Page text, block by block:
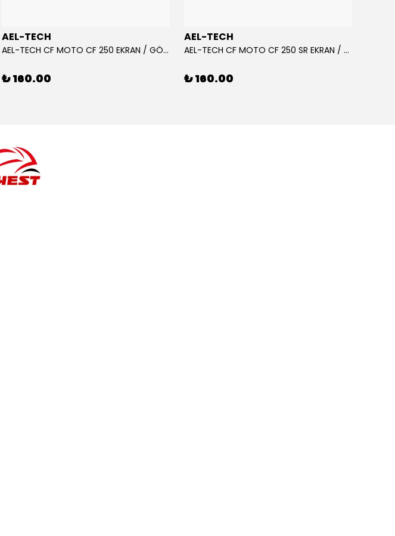
AEL-TECH
AEL-TECH CF MOTO CF 250 EKRAN / GÖSTERGE KORUYUCU 2020-2022
₺ 160.00
AEL-TECH
AEL-TECH CF MOTO CF 250 SR EKRAN / GÖSTERGE KORUYUCU 2023-2025
₺ 160.00